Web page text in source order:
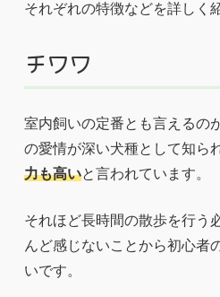
それぞれの特徴などを詳しく
チワワ
室内飼いの定番とも言えるの
の愛情が深い犬種として知ら
力も高いと言われています。
それほど長時間の散歩を行う
んど感じないことから初心者
いです。